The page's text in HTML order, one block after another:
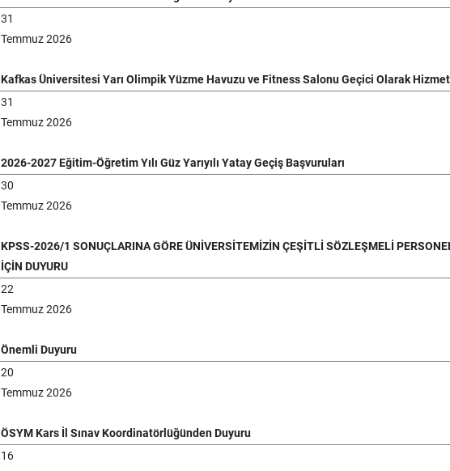
31
Temmuz 2026
Kafkas Üniversitesi Yarı Olimpik Yüzme Havuzu ve Fitness Salonu Geçici Olarak
31
Temmuz 2026
2026-2027 Eğitim-Öğretim Yılı Güz Yarıyılı Yatay Geçiş Başvuruları
30
Temmuz 2026
KPSS-2026/1 SONUÇLARINA GÖRE ÜNİVERSİTEMİZİN ÇEŞİTLİ SÖZLEŞMELİ
İÇİN DUYURU
22
Temmuz 2026
Önemli Duyuru
20
Temmuz 2026
ÖSYM Kars İl Sınav Koordinatörlüğünden Duyuru
16